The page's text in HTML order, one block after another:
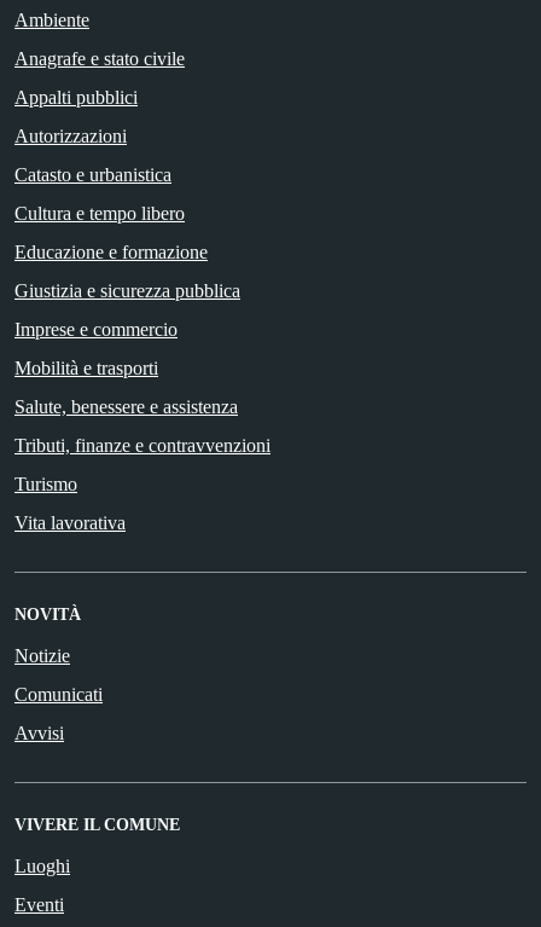
Ambiente
Anagrafe e stato civile
Appalti pubblici
Autorizzazioni
Catasto e urbanistica
Cultura e tempo libero
Educazione e formazione
Giustizia e sicurezza pubblica
Imprese e commercio
Mobilità e trasporti
Salute, benessere e assistenza
Tributi, finanze e contravvenzioni
Turismo
Vita lavorativa
NOVITÀ
Notizie
Comunicati
Avvisi
VIVERE IL COMUNE
Luoghi
Eventi